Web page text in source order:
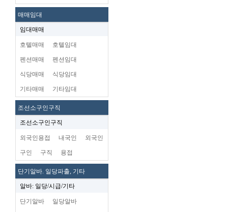
매매임대
임대매매
호텔매매 호텔임대
펜션매매 펜션임대
식당매매 식당임대
기타매매 기타임대
조선소구인구직
조선소구인구직
외국인용접 내국인 외국인
구인 구직 용접
단기알바. 일당파출, 기타
알바: 일당/시급/기타
단기알바 일당알바